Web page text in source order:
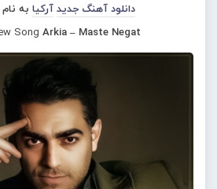
دانلود آهنگ جدید آرکیا به
Song Arkia – Maste Negat